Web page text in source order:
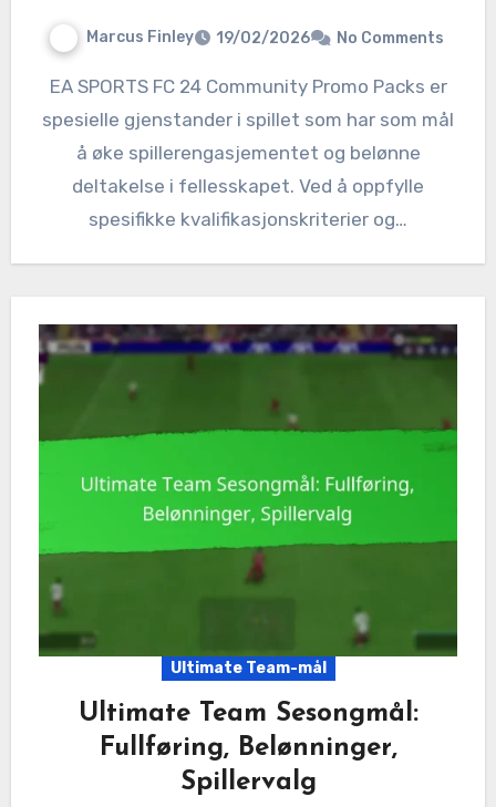
Marcus Finley 19/02/2026 No Comments
EA SPORTS FC 24 Community Promo Packs er
spesielle gjenstander i spillet som har som mål
å øke spillerengasjementet og belønne
deltakelse i fellesskapet. Ved å oppfylle
spesifikke kvalifikasjonskriterier og…
Ultimate Team-mål
Ultimate Team Sesongmål:
Fullføring, Belønninger,
Spillervalg